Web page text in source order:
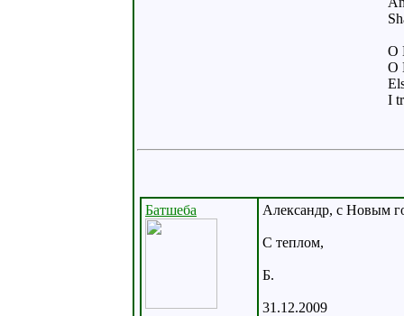
O
O
I
Батшеба Александр, с Новым
С теплом,
Б.
31.12.2009